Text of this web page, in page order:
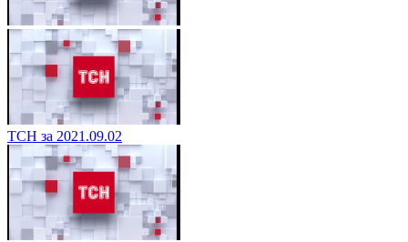
ТСН за 2021.09.02